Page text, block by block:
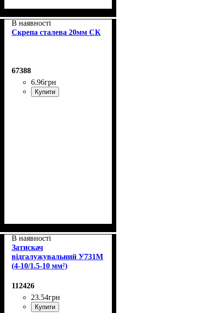
В наявності
Скрепа сталева 20мм СК
67388
6.96грн
Купити
В наявності
Затискач
відгалужувальний У731М
(4-10/1.5-10 мм²)
112426
23.54грн
Купити